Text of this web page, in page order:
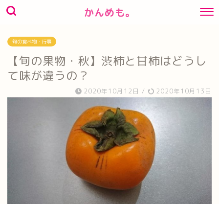
かんめも。
旬の食べ物・行事
【旬の果物・秋】渋柿と甘柿はどうし
て味が違うの？
2020年10月12日 / 2020年10月13日